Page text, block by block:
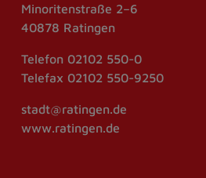
Minoritenstraße 2–6
40878 Ratingen
Telefon 02102 550-0
Telefax 02102 550-9250
stadt@ratingen.de
www.ratingen.de